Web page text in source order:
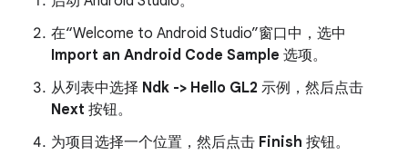
在“Welcome to Android Studio”窗口中，选中
Import an Android Code Sample 选项。
从列表中选择 Ndk -> Hello GL2 示例，然后点击
Next 按钮。
为项目选择一个位置，然后点击 Finish 按钮。